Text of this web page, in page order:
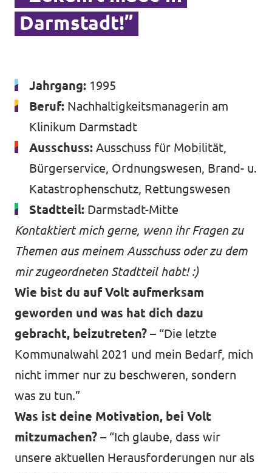
Impressum
Darmstadt!”
Jahrgang: 1995
Beruf: Nachhaltigkeitsmanagerin am
Klinikum Darmstadt
Ausschuss: Ausschuss für Mobilität,
Bürgerservice, Ordnungswesen, Brand- u.
Katastrophenschutz, Rettungswesen
Stadtteil: Darmstadt-Mitte
Kontaktiert mich gerne, wenn ihr Fragen zu
Themen aus meinem Ausschuss oder zu dem
mir zugeordneten Stadtteil habt! :)
Wie bist du auf Volt aufmerksam
geworden und was hat dich dazu
gebracht, beizutreten? – “Die letzte
Kommunalwahl 2021 und mein Bedarf, mich
nicht immer nur zu beschweren, sondern
was zu tun.”
Was ist deine Motivation, bei Volt
mitzumachen? – “Ich glaube, dass wir
unsere aktuellen Herausforderungen nur als